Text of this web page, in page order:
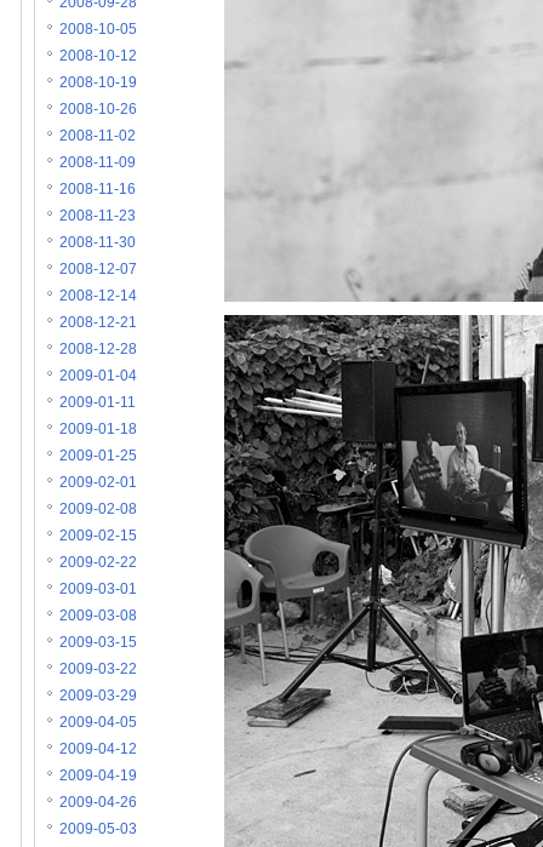
2008-09-28
2008-10-05
2008-10-12
2008-10-19
2008-10-26
2008-11-02
2008-11-09
2008-11-16
2008-11-23
2008-11-30
2008-12-07
2008-12-14
2008-12-21
2008-12-28
2009-01-04
2009-01-11
2009-01-18
2009-01-25
2009-02-01
2009-02-08
2009-02-15
2009-02-22
2009-03-01
2009-03-08
2009-03-15
2009-03-22
2009-03-29
2009-04-05
2009-04-12
2009-04-19
2009-04-26
2009-05-03